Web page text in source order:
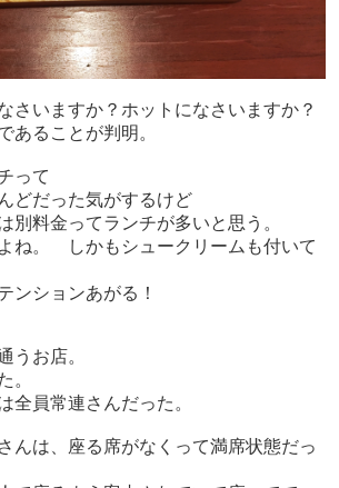
さいますか？ホットになさいますか？
あることが判明。
って
どだった気がするけど
別料金ってランチが多いと思う。
ね。 しかもシュークリームも付いて
ンションあがる！
うお店。
。
全員常連さんだった。
んは、座る席がなくって満席状態だっ